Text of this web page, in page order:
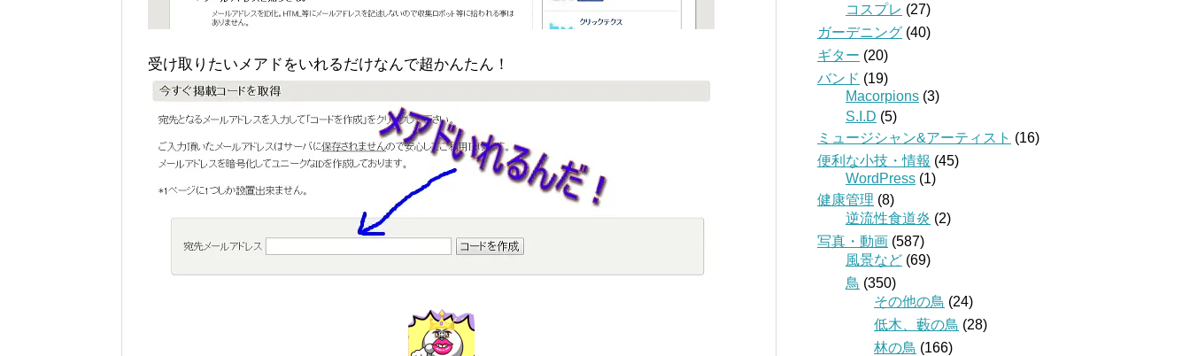
受け取りたいメアドをいれるだけなんで超かんたん！
コスプレ (27)
ガーデニング (40)
ギター (20)
バンド (19)
Macorpions (3)
S.I.D (5)
ミュージシャン&アーティスト (16)
便利な小技・情報 (45)
WordPress (1)
健康管理 (8)
逆流性食道炎 (2)
写真・動画 (587)
風景など (69)
鳥 (350)
その他の鳥 (24)
低木、藪の鳥 (28)
林の鳥 (166)